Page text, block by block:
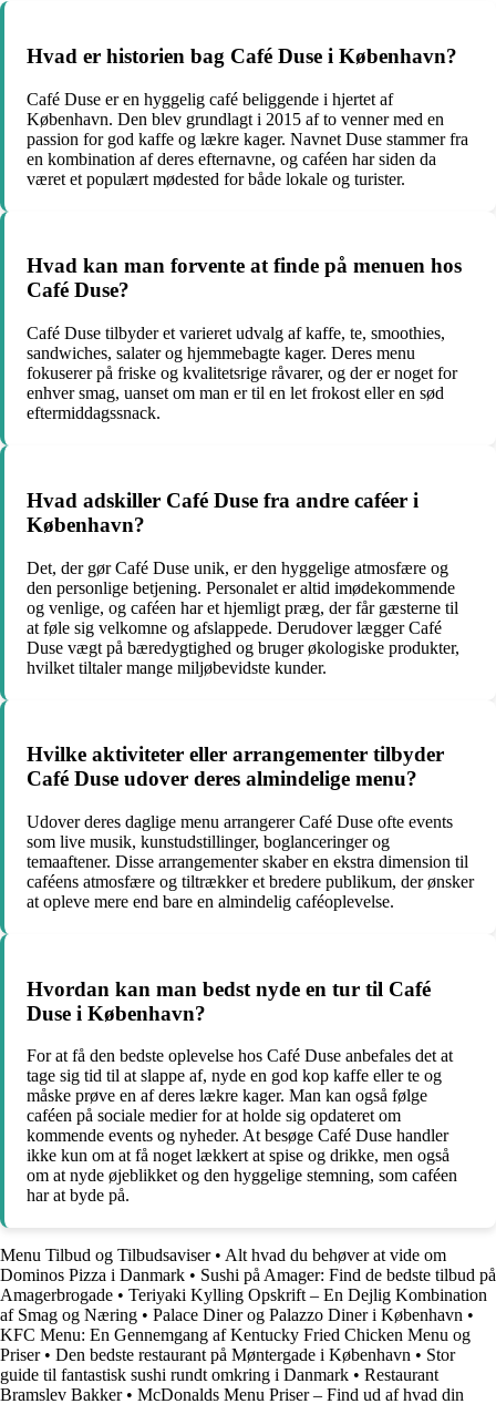
Hvad er historien bag Café Duse i København?
Café Duse er en hyggelig café beliggende i hjertet af
København. Den blev grundlagt i 2015 af to venner med en
passion for god kaffe og lækre kager. Navnet Duse stammer fra
en kombination af deres efternavne, og caféen har siden da
været et populært mødested for både lokale og turister.
Hvad kan man forvente at finde på menuen hos
Café Duse?
Café Duse tilbyder et varieret udvalg af kaffe, te, smoothies,
sandwiches, salater og hjemmebagte kager. Deres menu
fokuserer på friske og kvalitetsrige råvarer, og der er noget for
enhver smag, uanset om man er til en let frokost eller en sød
eftermiddagssnack.
Hvad adskiller Café Duse fra andre caféer i
København?
Det, der gør Café Duse unik, er den hyggelige atmosfære og
den personlige betjening. Personalet er altid imødekommende
og venlige, og caféen har et hjemligt præg, der får gæsterne til
at føle sig velkomne og afslappede. Derudover lægger Café
Duse vægt på bæredygtighed og bruger økologiske produkter,
hvilket tiltaler mange miljøbevidste kunder.
Hvilke aktiviteter eller arrangementer tilbyder
Café Duse udover deres almindelige menu?
Udover deres daglige menu arrangerer Café Duse ofte events
som live musik, kunstudstillinger, boglanceringer og
temaaftener. Disse arrangementer skaber en ekstra dimension til
caféens atmosfære og tiltrækker et bredere publikum, der ønsker
at opleve mere end bare en almindelig caféoplevelse.
Hvordan kan man bedst nyde en tur til Café
Duse i København?
For at få den bedste oplevelse hos Café Duse anbefales det at
tage sig tid til at slappe af, nyde en god kop kaffe eller te og
måske prøve en af deres lækre kager. Man kan også følge
caféen på sociale medier for at holde sig opdateret om
kommende events og nyheder. At besøge Café Duse handler
ikke kun om at få noget lækkert at spise og drikke, men også
om at nyde øjeblikket og den hyggelige stemning, som caféen
har at byde på.
Menu Tilbud og Tilbudsaviser• Alt hvad du behøver at vide om
Dominos Pizza i Danmark • Sushi på Amager: Find de bedste tilbud på
Amagerbrogade • Teriyaki Kylling Opskrift – En Dejlig Kombination
af Smag og Næring • Palace Diner og Palazzo Diner i København •
KFC Menu: En Gennemgang af Kentucky Fried Chicken Menu og
Priser• Den bedste restaurant på Møntergade i København • Stor
guide til fantastisk sushi rundt omkring i Danmark • Restaurant
Bramslev Bakker• McDonalds Menu Priser – Find ud af hvad din